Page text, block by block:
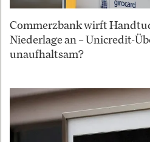
Commerzbank wirft
Niederlage an – Unicredit-
unaufhaltsam?